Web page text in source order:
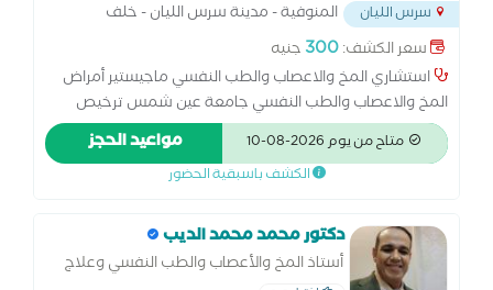
سرس الليان
المنوفية - مدينة سرس الليان - خلف
مجلس المدينة - اعلي صيدلية د.علاء شرشر
سعر الكشف:300 جنيه
استشاري المخ والاعصاب والطب النفسي ماجيستير أمراض
المخ والاعصاب والطب النفسي جامعة عين شمس ترخيص
نائب بالهيئة السعودية للتخصصات الصحية خبرة اكثر من 15 عام
بمستشفيات معهد ناصر للبحوث والعلاج بالقاهرة ومجموعة
المواساة الطبية بالسعودية رسم المخ للاطفال والكبار رسم
متاح من يوم 2026-08-10 مواعيد الحجز
الكشف باسبقية الحضور
دكتور محمد محمد الديب
أستاذ المخ والأعصاب والطب النفسي وعلاج